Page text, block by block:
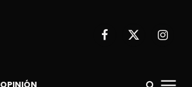
Facebook
X
OPINIÓN